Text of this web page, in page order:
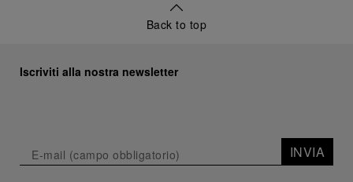
Back to top
Iscriviti alla nostra newsletter
INVIA